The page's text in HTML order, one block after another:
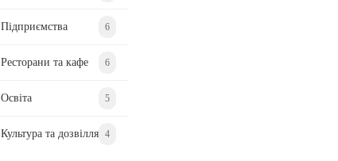
Підприємства 6
Ресторани та кафе 6
Освіта 5
Культура та дозвілля 4